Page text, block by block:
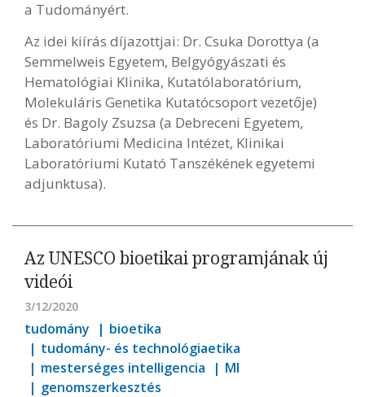
a Tudományért.
Az idei kiírás díjazottjai: Dr. Csuka Dorottya (a
Semmelweis Egyetem, Belgyógyászati és
Hematológiai Klinika, Kutatólaboratórium,
Molekuláris Genetika Kutatócsoport vezetője)
és Dr. Bagoly Zsuzsa (a Debreceni Egyetem,
Laboratóriumi Medicina Intézet, Klinikai
Laboratóriumi Kutató Tanszékének egyetemi
adjunktusa).
Az UNESCO bioetikai programjának új
videói
3/12/2020
tudomány
bioetika
tudomány- és technológiaetika
mesterséges intelligencia
MI
genomszerkesztés